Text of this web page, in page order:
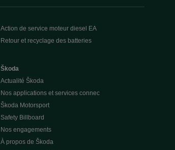
Action de service moteur diesel EA
Retour et recyclage des batteries
Škoda
Actualité Škoda
Nos applications et services connec
Škoda Motorsport
Safety Billboard
Nos engagements
À propos de Škoda